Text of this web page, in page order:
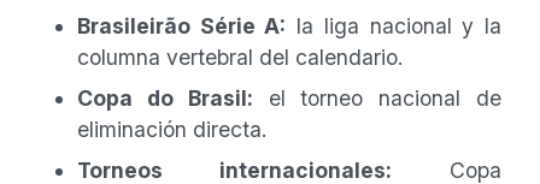
Brasileirão Série A: la liga nacional y la
columna vertebral del calendario.
Copa do Brasil: el torneo nacional de
eliminación directa.
Torneos internacionales: Copa